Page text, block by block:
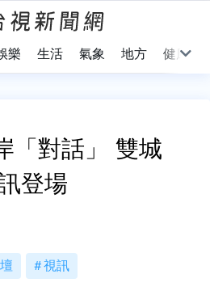
樂 生活 氣象 地方 健康
「對話」 雙城
登場
視訊